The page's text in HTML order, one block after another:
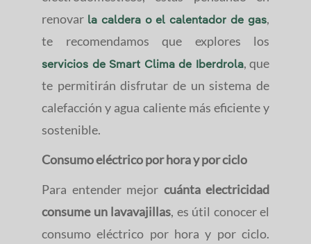
renovar la caldera o el calentador de gas,
te recomendamos que explores los
servicios de Smart Clima de Iberdrola, que
te permitirán disfrutar de un sistema de
calefacción y agua caliente más eficiente y
sostenible.
Consumo eléctrico por hora y por ciclo
Para entender mejor cuánta electricidad
consume un lavavajillas, es útil conocer el
consumo eléctrico por hora y por ciclo.